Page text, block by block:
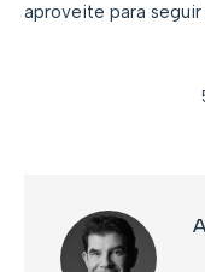
aproveite para